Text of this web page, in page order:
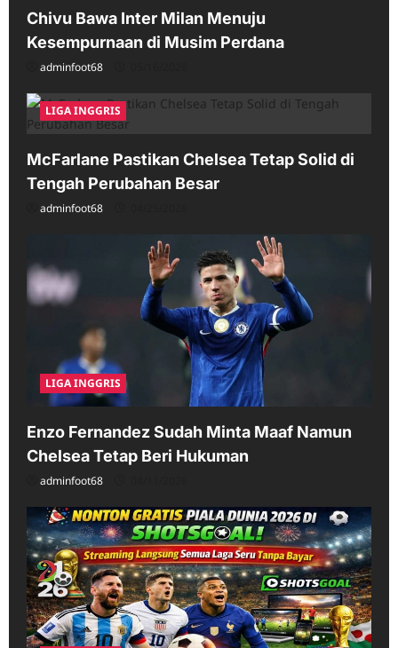
Chivu Bawa Inter Milan Menuju
Kesempurnaan di Musim Perdana
adminfoot68
LIGA INGGRIS
McFarlane Pastikan Chelsea Tetap Solid di
Tengah Perubahan Besar
adminfoot68
LIGA INGGRIS
Enzo Fernandez Sudah Minta Maaf Namun
Chelsea Tetap Beri Hukuman
adminfoot68